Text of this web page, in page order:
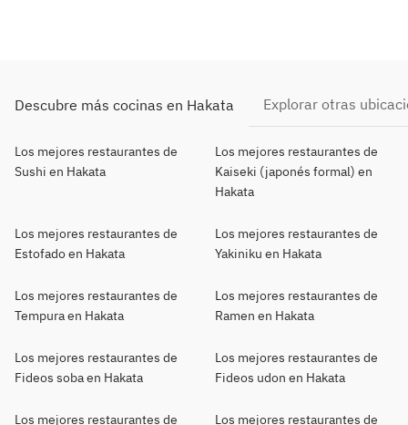
Descubre más cocinas en Hakata Explorar otras
Los mejores restaurantes de
Sushi en Hakata
Los mejores restaurantes de
Kaiseki (japonés formal) en
Hakata
Los mejores restaurantes de
Estofado en Hakata
Los mejores restaurantes de
Yakiniku en Hakata
Los mejores restaurantes de
Tempura en Hakata
Los mejores restaurantes de
Ramen en Hakata
Los mejores restaurantes de
Fideos soba en Hakata
Los mejores restaurantes de
Fideos udon en Hakata
Los mejores restaurantes de Los mejores restaurantes de